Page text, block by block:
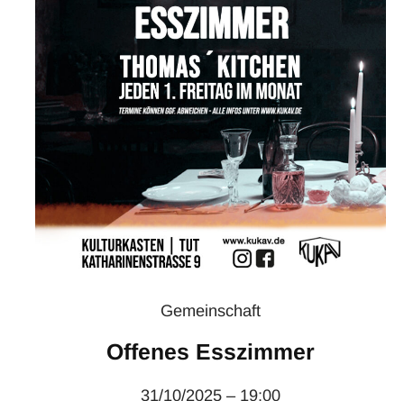
Gemeinschaft
Offenes Esszimmer
31/10/2025 – 19:00